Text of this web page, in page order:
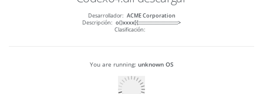
Desarrollador: ACME Corporation
Descripción: o()xxxx[{::::::::::::::::::::::::::::::::::>
Clasificación:
You are running: unknown OS